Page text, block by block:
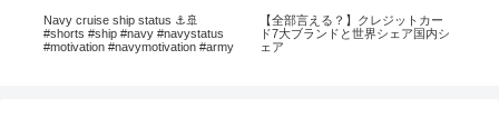
Navy cruise ship status ⚓🚢
#shorts #ship #navy #navystatus
#motivation #navymotivation #army
【全部言える？】クレジットカー
ド7大ブランドと世界シェア国内シ
ェア